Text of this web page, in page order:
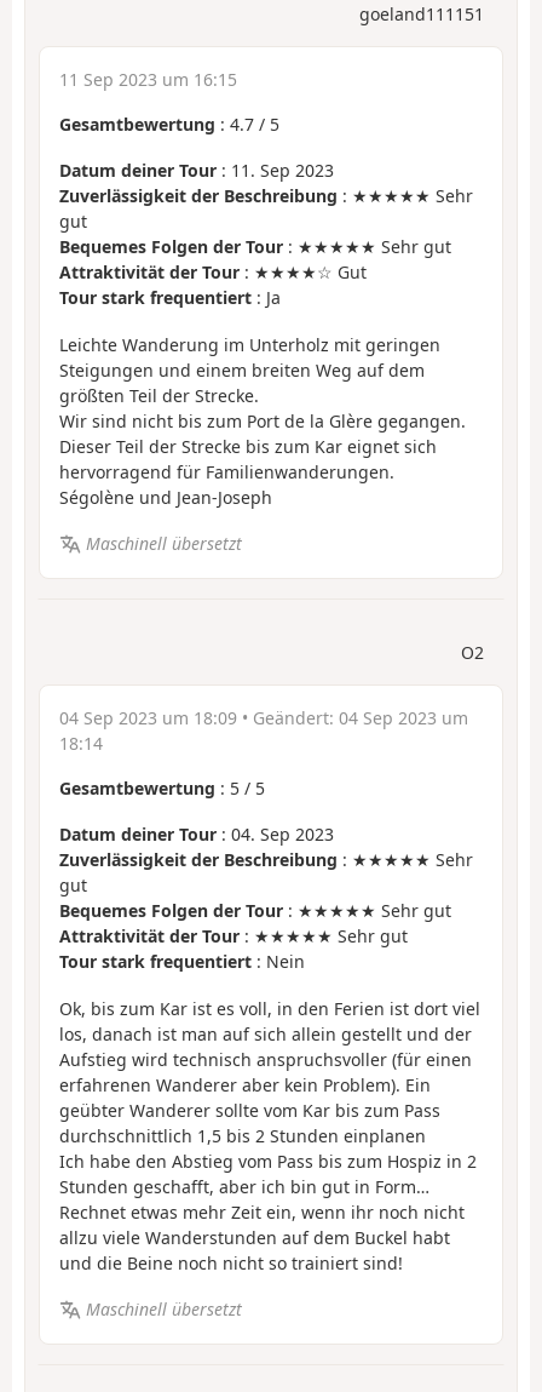
goeland111151
11 Sep 2023 um 16:15
Gesamtbewertung : 4.7 / 5
Datum deiner Tour : 11. Sep 2023
Zuverlässigkeit der Beschreibung : ★★★★★ Sehr
gut
Bequemes Folgen der Tour : ★★★★★ Sehr gut
Attraktivität der Tour : ★★★★☆ Gut
Tour stark frequentiert : Ja
Leichte Wanderung im Unterholz mit geringen
Steigungen und einem breiten Weg auf dem
größten Teil der Strecke.
Wir sind nicht bis zum Port de la Glère gegangen.
Dieser Teil der Strecke bis zum Kar eignet sich
hervorragend für Familienwanderungen.
Ségolène und Jean-Joseph
Maschinell übersetzt
O2
04 Sep 2023 um 18:09 • Geändert: 04 Sep 2023 um
18:14
Gesamtbewertung : 5 / 5
Datum deiner Tour : 04. Sep 2023
Zuverlässigkeit der Beschreibung : ★★★★★ Sehr
gut
Bequemes Folgen der Tour : ★★★★★ Sehr gut
Attraktivität der Tour : ★★★★★ Sehr gut
Tour stark frequentiert : Nein
Ok, bis zum Kar ist es voll, in den Ferien ist dort viel
los, danach ist man auf sich allein gestellt und der
Aufstieg wird technisch anspruchsvoller (für einen
erfahrenen Wanderer aber kein Problem). Ein
geübter Wanderer sollte vom Kar bis zum Pass
durchschnittlich 1,5 bis 2 Stunden einplanen
Ich habe den Abstieg vom Pass bis zum Hospiz in 2
Stunden geschafft, aber ich bin gut in Form…
Rechnet etwas mehr Zeit ein, wenn ihr noch nicht
allzu viele Wanderstunden auf dem Buckel habt
und die Beine noch nicht so trainiert sind!
Maschinell übersetzt